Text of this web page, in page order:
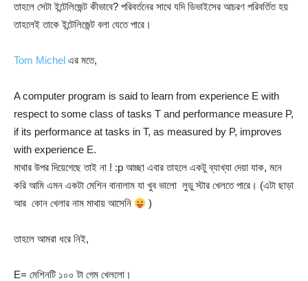
তাহলে সেটা ইন্টেলিজেন্ট কীভাবে? পরিবর্তনের সাথে যদি ডিভাইসের আচরণ পরিবর্তিত হয়
তাহলেই তাকে ইন্টেলিজেন্ট বলা যেতে পারে।
Tom Michel এর মতে,
A computer program is said to learn from experience E with
respect to some class of tasks T and performance measure P,
if its performance at tasks in T, as measured by P, improves
with experience E.
মাথার উপর দিয়েগেছে তাই না ! :p আচ্ছা এবার তাহলে একটু ব্যাখ্যা দেয়া যাক, মনে
করি আমি এমন একটা মেশিন বানালাম যা খুব ভালো লুডু স্টার খেলতে পারে। (এটা ছাড়া
আর কোন খেলার নাম মাথায় আসেনি
)
তাহলে আমরা ধরে নিই,
E= মেশিনটি ১০০ টা গেম খেললো।